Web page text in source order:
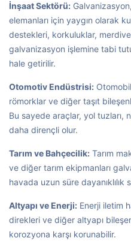
İnşaat Sektörü:
elemanları için yaygın olarak
destekleri, korkuluklar,
galvanizasyon işlemine tabi
hale getirilir.
Otomotiv Endüstrisi:
römorklar ve diğer taşıt
Bu sayede araçlar, yol tuzları,
daha dirençli olur.
Tarım ve Bahçecilik: Tarım
ve diğer tarım ekipmanları
havada uzun süre dayanıklılık
Altyapı ve Enerji: Enerji iletim
direkleri ve diğer altyapı
korozyona karşı korunabilir.